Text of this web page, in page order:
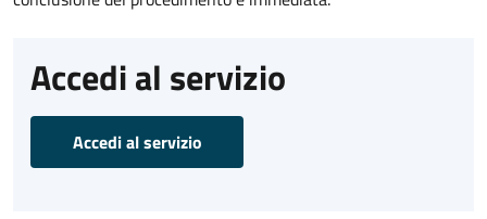
Accedi al servizio
Accedi al servizio